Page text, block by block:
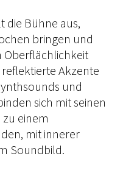
die Bühne aus,
bringen und
Oberflächlichkeit
Akzente
und
sich mit seinen
einem
mit innerer
Soundbild.